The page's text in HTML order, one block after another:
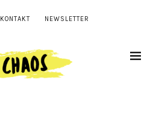
KONTAKT NEWSLETTER